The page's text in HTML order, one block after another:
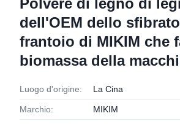
Polvere di legno di
dell'OEM dello
frantoio di MIKIM che
biomassa della
Luogo d'origine: La Cina
Marchio: MIKIM